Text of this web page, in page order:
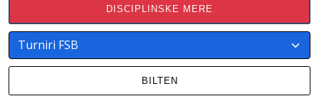
DISCIPLINSKE MERE
BILTEN